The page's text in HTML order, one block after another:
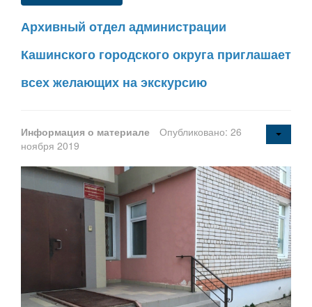
Архивный отдел администрации
Кашинского городского округа приглашает
всех желающих на экскурсию
Информация о материале
Опубликовано: 26
ноября 2019